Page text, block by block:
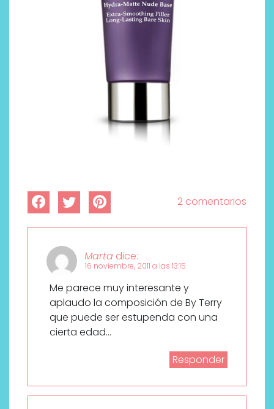
2 comentarios
Marta dice:
16 noviembre, 2011 a las 13:15
Me parece muy interesante y
aplaudo la composición de By Terry
que puede ser estupenda con una
cierta edad…
Responder